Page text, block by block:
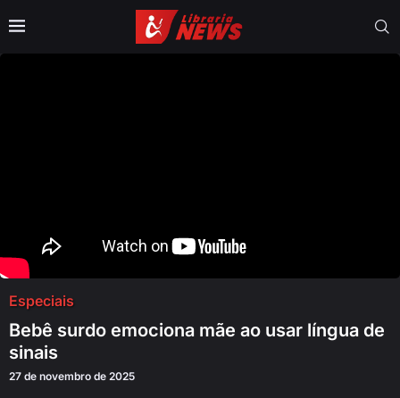
Especiais
Bebê surdo emociona mãe ao usar língua de
sinais
27 de novembro de 2025